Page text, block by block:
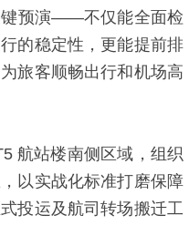
键预演——不仅能全面检
的稳定性，更能提前排
旅客顺畅出行和机场高
航站楼南侧区域，组织
以实战化标准打磨保障
投运及航司转场搬迁工